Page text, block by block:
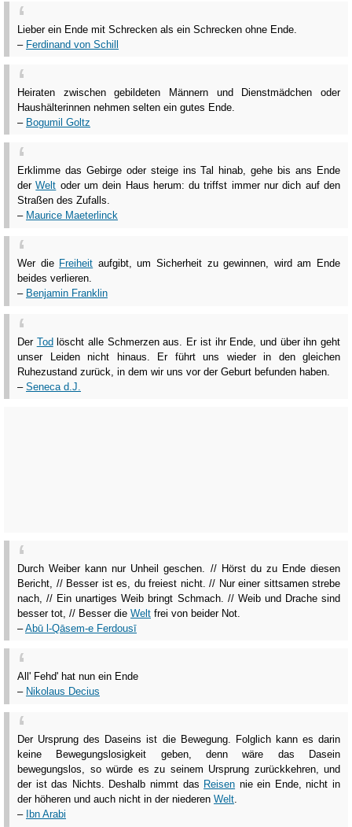
Lieber ein Ende mit Schrecken als ein Schrecken ohne Ende.
– Ferdinand von Schill
Heiraten zwischen gebildeten Männern und Dienstmädchen oder
Haushälterinnen nehmen selten ein gutes Ende.
– Bogumil Goltz
Erklimme das Gebirge oder steige ins Tal hinab, gehe bis ans Ende
derWelt oder um dein Haus herum: du triffst immer nur dich auf den
Straßen des Zufalls.
– Maurice Maeterlinck
Wer die Freiheit aufgibt, um Sicherheit zu gewinnen, wird am Ende
beides verlieren.
– Benjamin Franklin
Der Todlöscht alle Schmerzen aus. Er ist ihr Ende, und über ihn geht
unser Leiden nicht hinaus. Er führt uns wieder in den gleichen
Ruhezustand zurück, in dem wir uns vor der Geburt befunden haben.
– Seneca d.J.
Durch Weiber kann nur Unheil geschen. // Hörst du zu Ende diesen
Bericht, // Besser ist es, du freiest nicht. // Nur einer sittsamen strebe
nach, // Ein unartiges Weib bringt Schmach. // Weib und Drache sind
besser tot, // Besser die Welt frei von beider Not.
–Abū l-Qāsem-e Ferdousī
All' Fehd' hat nun ein Ende
– Nikolaus Decius
Der Ursprung des Daseins ist die Bewegung. Folglich kann es darin
keine Bewegungslosigkeit geben, denn wäre das Dasein
bewegungslos, so würde es zu seinem Ursprung zurückkehren, und
der ist das Nichts. Deshalb nimmt das Reisen nie ein Ende, nicht in
der höheren und auch nicht in der niederen Welt.
– Ibn Arabi